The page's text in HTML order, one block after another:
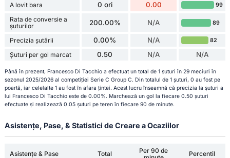
A lovit bara 0 ori 0.00 99
Rata de conversie a
șuturilor
200.00% N/A 89
Precizia șutării 0.00% N/A 82
Șuturi per gol marcat 0.50 N/A N/A
Până în prezent, Francesco Di Tacchio a efectuat un total de 1 șuturi în 29 meciuri în
sezonul 2025/2026 al competiției Serie C Group C. Din totalul de 1 șuturi, 0 au fost pe
poartă, iar celelalte 1 au fost în afara țintei. Acest lucru înseamnă că precizia la șuturi a
lui Francesco Di Tacchio este de 0.00%. Marchează un gol la fiecare 0.50 șuturi
efectuate și realizează 0.05 șuturi pe teren în fiecare 90 de minute.
Asistențe, Pase, & Statistici de Creare a Ocaziilor
Asistențe & Pase Total
Per 90 de
Percentil